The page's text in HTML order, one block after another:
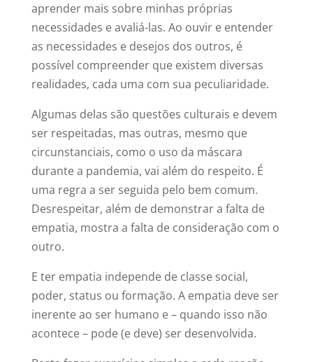
aprender mais sobre minhas próprias
necessidades e avaliá-las. Ao ouvir e entender
as necessidades e desejos dos outros, é
possível compreender que existem diversas
realidades, cada uma com sua peculiaridade.
Algumas delas são questões culturais e devem
ser respeitadas, mas outras, mesmo que
circunstanciais, como o uso da máscara
durante a pandemia, vai além do respeito. É
uma regra a ser seguida pelo bem comum.
Desrespeitar, além de demonstrar a falta de
empatia, mostra a falta de consideração com o
outro.
E ter empatia independe de classe social,
poder, status ou formação. A empatia deve ser
inerente ao ser humano e – quando isso não
acontece – pode (e deve) ser desenvolvida.